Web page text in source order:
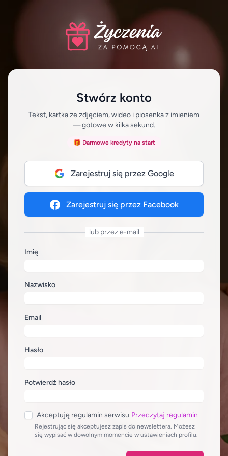
Stwórz konto
Tekst, kartka ze zdjęciem, wideo i piosenka z imieniem
— gotowe w kilka sekund.
🎁 Darmowe kredyty na start
Zarejestruj się przez Google
Zarejestruj się przez Facebook
lub przez e-mail
Imię
Nazwisko
Email
Hasło
Potwierdź hasło
Akceptuję regulamin serwisu Przeczytaj regulamin
Rejestrując się akceptujesz zapis do newslettera. Możesz
się wypisać w dowolnym momencie w ustawieniach profilu.